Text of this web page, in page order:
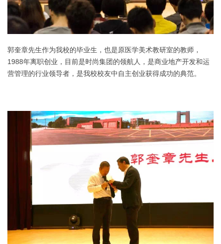
郭奎章先生作为我校的毕业生，也是原医学美术教研室的教师，
1988年离职创业，目前是时尚集团的领航人， 是商业地产开发和运
营管理的行业领导者，是我校校友中自主创业获得成功的典范。